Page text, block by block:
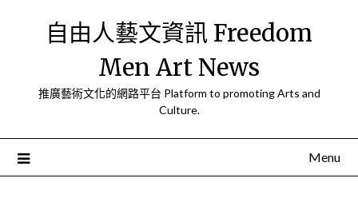
自由人藝文資訊 Freedom
Men Art News
推廣藝術文化的網路平台 Platform to promoting Arts and
Culture.
Menu